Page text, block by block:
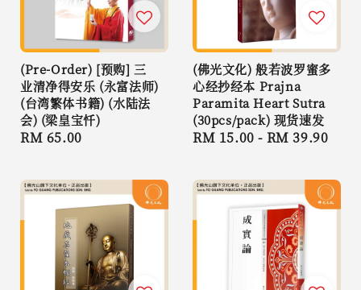
(Pre-Order) [预购] 三
业清净得安乐 (永富法师)
(台湾繁体书籍) (水陆法
会) (梁皇宝忏)
Regular
RM 65.00
(佛光文化) 般若波罗蜜多
心经抄经本 Prajna
Paramita Heart Sutra
(30pcs/pack) 现货速发
Regular
RM 15.00 - RM 39.90